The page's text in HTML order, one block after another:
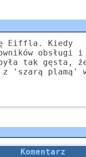
Eiffla. Kiedy
obsługi i
tak gęsta,
z 'szarą plamą'
Komentarz